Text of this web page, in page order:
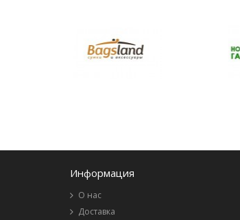
Информация
О нас
Доставка